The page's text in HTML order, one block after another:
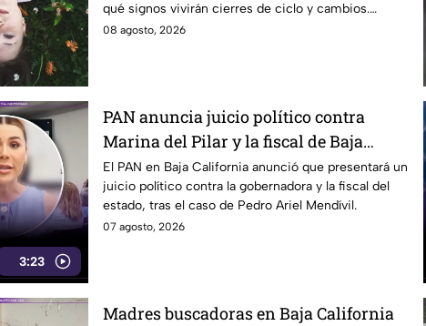
qué signos vivirán cierres de ciclo y cambios.
¿Estás listo?
08 agosto, 2026
3:23
PAN anuncia juicio político contra
Marina del Pilar y la fiscal de Baja
California
El PAN en Baja California anunció que presentará un
juicio político contra la gobernadora y la fiscal del
estado, tras el caso de Pedro Ariel Mendívil.
07 agosto, 2026
Madres buscadoras en Baja California